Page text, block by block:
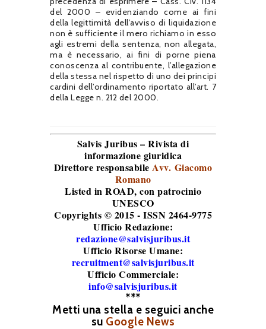
del 2000 – evidenziando come ai fini
della legittimità dell’avviso di liquidazione
non è sufficiente il mero richiamo in esso
agli estremi della sentenza, non allegata,
ma è necessario, ai fini di porne piena
conoscenza al contribuente, l’allegazione
della stessa nel rispetto di uno dei principi
cardini dell’ordinamento riportato all’art. 7
della Legge n. 212 del 2000.
Salvis Juribus – Rivista di
informazione giuridica
Direttore responsabileAvv. Giacomo
Romano
Listed in ROAD, con patrocinio
UNESCO
Copyrights © 2015 - ISSN 2464-9775
Ufficio Redazione:
redazione@salvisjuribus.it
Ufficio Risorse Umane:
recruitment@salvisjuribus.it
Ufficio Commerciale:
info@salvisjuribus.it
***
Metti una stella e seguici anche
su Google News